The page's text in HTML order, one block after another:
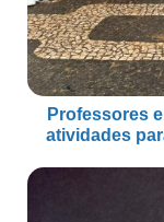
Professores
atividades